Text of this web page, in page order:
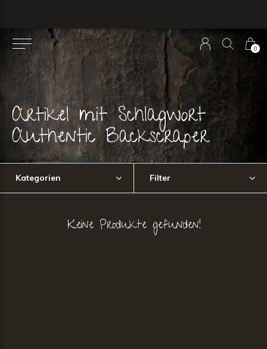
0
Artikel mit Schlagwort
Authentic Backscraper
Kategorien Filter
Keine Produkte gefunden!